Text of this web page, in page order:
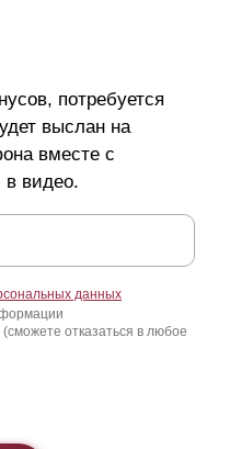
потребуется
выслан на
вместе с
в видео.
данных
отказаться в любое